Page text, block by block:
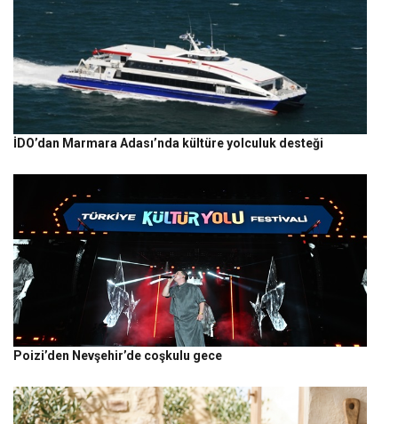
İDO’dan Marmara Adası’nda kültüre yolculuk desteği
Poizi’den Nevşehir’de coşkulu gece